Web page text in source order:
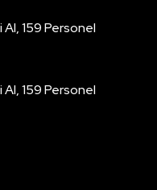
159 Personel
159 Personel